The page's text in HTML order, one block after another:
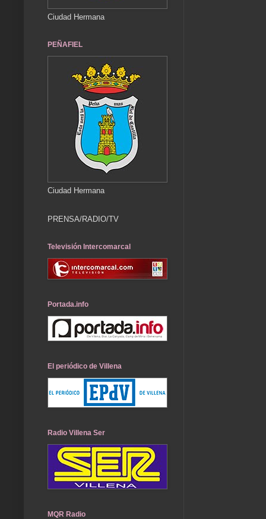
Ciudad Hermana
PEÑAFIEL
Ciudad Hermana
PRENSA/RADIO/TV
Televisión Intercomarcal
Portada.info
El periódico de Villena
Radio Villena Ser
MQR Radio